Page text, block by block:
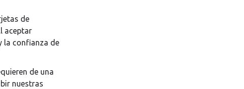
de
aceptar
la confianza de
de una
nuestras